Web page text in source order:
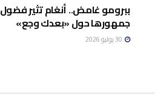
ببرومو غامض.. أنغام تثير فضول
جمهورها حول «بعدك وجع»